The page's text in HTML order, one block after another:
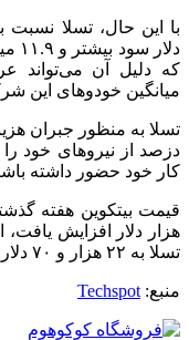
که دلیل آن می‌تواند
میانگین خودوهای این
دزصد از نیروهای خود
کار خود حضور داشته
هزار دلار افزایش یافت،
تسلا به ۲۲ هزار و ۷۰ دلار کاهش یافت.
منبع: Techspot